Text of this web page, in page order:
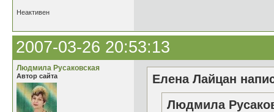
Неактивен
2007-03-26 20:53:13
Людмила Русаковская
Автор сайта
Елена Лайцан
Людмила